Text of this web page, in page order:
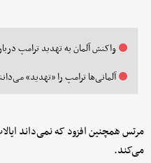
واکنش آلمان به تهدید ترامپ
آلمانی‌ها ترامپ را «تهدید»
مرتس همچنین افزود که نمی‌داند
می‌کند.